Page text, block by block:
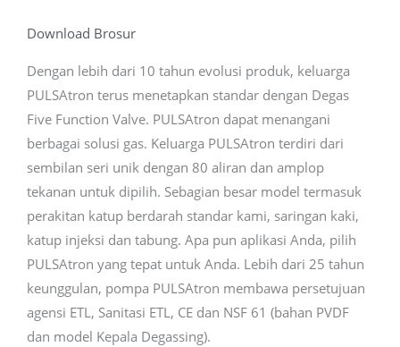
Download Brosur
Dengan lebih dari 10 tahun evolusi produk, keluarga
PULSAtron terus menetapkan standar dengan Degas
Five Function Valve. PULSAtron dapat menangani
berbagai solusi gas. Keluarga PULSAtron terdiri dari
sembilan seri unik dengan 80 aliran dan amplop
tekanan untuk dipilih. Sebagian besar model termasuk
perakitan katup berdarah standar kami, saringan kaki,
katup injeksi dan tabung. Apa pun aplikasi Anda, pilih
PULSAtron yang tepat untuk Anda. Lebih dari 25 tahun
keunggulan, pompa PULSAtron membawa persetujuan
agensi ETL, Sanitasi ETL, CE dan NSF 61 (bahan PVDF
dan model Kepala Degassing).